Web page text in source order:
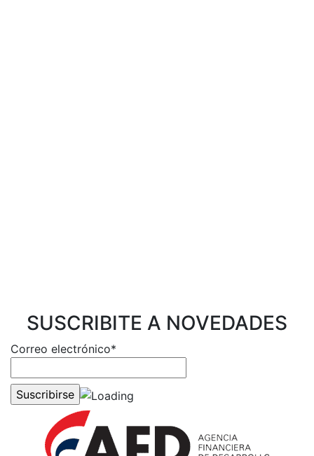
SUSCRIBITE A NOVEDADES
Correo electrónico*